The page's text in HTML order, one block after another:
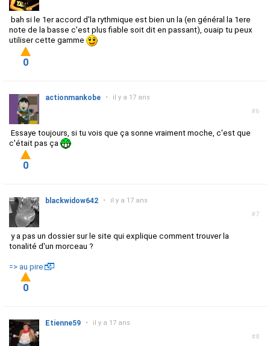
bah si le 1er accord d'la rythmique est bien un la (en général la 1ere
note de la basse c'est plus fiable soit dit en passant), ouaip tu peux
utiliser cette gamme
0
#6
actionmankobe • il y a 17 ans
Essaye toujours, si tu vois que ça sonne vraiment moche, c'est que
c'était pas ça
0
#7
blackwidow642 • il y a 17 ans
y a pas un dossier sur le site qui explique comment trouver la
tonalité d'un morceau ?
=> au pire
0
#8
Etienne59 • il y a 17 ans